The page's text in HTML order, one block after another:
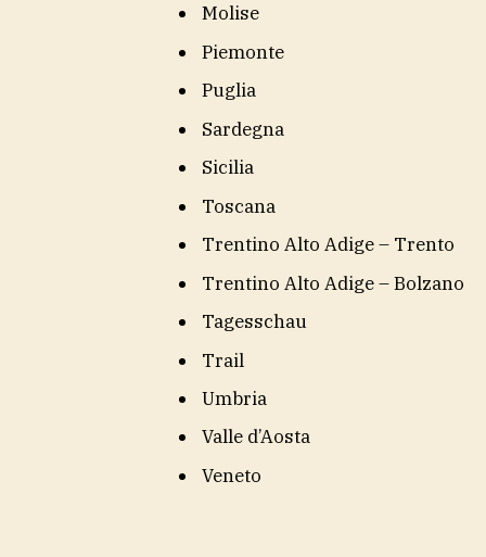
Molise
Piemonte
Puglia
Sardegna
Sicilia
Toscana
Trentino Alto Adige – Trento
Trentino Alto Adige – Bolzano
Tagesschau
Trail
Umbria
Valle d’Aosta
Veneto